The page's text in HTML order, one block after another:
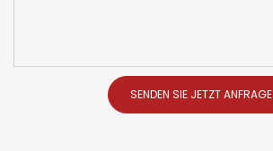
SENDEN SIE JETZT ANFRAGE